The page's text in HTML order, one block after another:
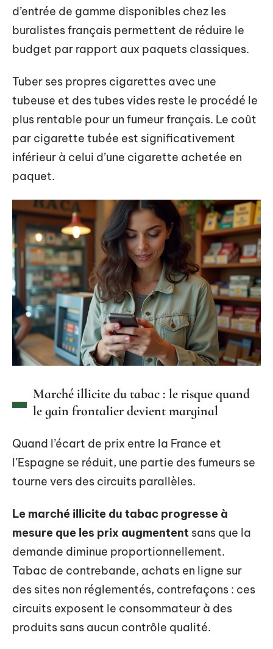
d’entrée de gamme disponibles chez les
buralistes français permettent de réduire le
budget par rapport aux paquets classiques.
Tuber ses propres cigarettes avec une
tubeuse et des tubes vides reste le procédé le
plus rentable pour un fumeur français. Le coût
par cigarette tubée est significativement
inférieur à celui d’une cigarette achetée en
paquet.
Marché illicite du tabac : le risque quand
le gain frontalier devient marginal
Quand l’écart de prix entre la France et
l’Espagne se réduit, une partie des fumeurs se
tourne vers des circuits parallèles.
Le marché illicite du tabac progresse à
mesure que les prix augmentent sans que la
demande diminue proportionnellement.
Tabac de contrebande, achats en ligne sur
des sites non réglementés, contrefaçons : ces
circuits exposent le consommateur à des
produits sans aucun contrôle qualité.